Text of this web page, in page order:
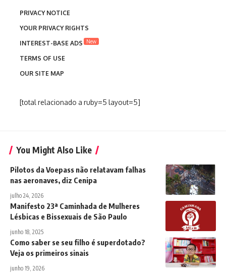
PRIVACY NOTICE
YOUR PRIVACY RIGHTS
INTEREST-BASE ADS
New
TERMS OF USE
OUR SITE MAP
[total relacionado a ruby=5 layout=5]
You Might Also Like
Pilotos da Voepass não relatavam falhas
nas aeronaves, diz Cenipa
julho 24, 2026
Manifesto 23ª Caminhada de Mulheres
Lésbicas e Bissexuais de São Paulo
junho 18, 2025
Como saber se seu filho é superdotado?
Veja os primeiros sinais
junho 19, 2026